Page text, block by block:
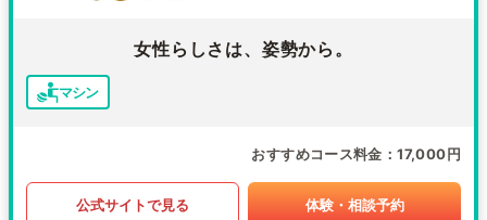
女性らしさは、姿勢から。
マシン
おすすめコース料金 17,000円
公式サイトで見る 体験・相談予約